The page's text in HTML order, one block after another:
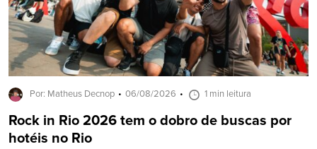
Por: Matheus Decnop 06/08/2026 1 min leitura
Rock in Rio 2026 tem o dobro de buscas por
hotéis no Rio